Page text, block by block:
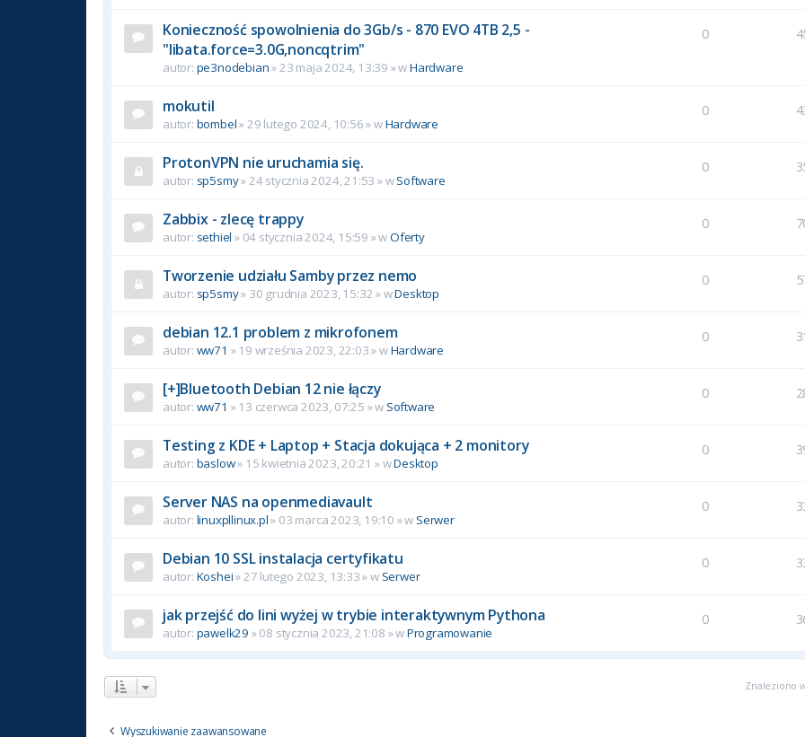
Konieczność spowolnienia do 3Gb/s - 870 EVO 4TB 2,5 -
"libata.force=3.0G,noncqtrim"
autor: pe3nodebian»23 maja 2024, 13:39 » wHardware
0
mokutil
autor: bombel»29 lutego 2024, 10:56» wHardware
0
ProtonVPN nie uruchamia się.
autor: sp5smy»24 stycznia 2024, 21:53 » wSoftware
0
Zabbix - zlecę trappy
autor: sethiel » 04 stycznia 2024, 15:59 » wOferty
0
Tworzenie udziału Samby przez nemo
autor: sp5smy» 30 grudnia 2023, 15:32» wDesktop
0
debian 12.1 problem z mikrofonem
autor: ww71 » 19 września 2023, 22:03» wHardware
0
[+]Bluetooth Debian 12 nie łączy
autor: ww71 » 13 czerwca 2023, 07:25 » w Software
0
Testing z KDE + Laptop + Stacja dokująca + 2 monitory
autor: baslow» 15 kwietnia 2023, 20:21 » wDesktop
0
Server NAS na openmediavault
autor: linuxpllinux.pl» 03 marca 2023, 19:10 » w Serwer
0
Debian 10 SSL instalacja certyfikatu
autor: Koshei»27 lutego 2023, 13:33» w Serwer
0
jak przejść do lini wyżej w trybie interaktywnym Pythona
autor: pawelk29 »08 stycznia 2023, 21:08 » wProgramowanie
0
Znaleziono
Wyszukiwanie zaawansowane